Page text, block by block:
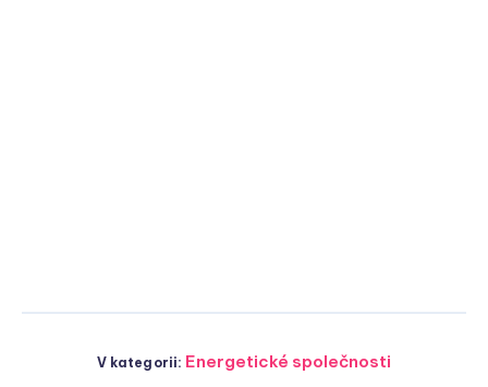
V kategorii: Energetické společnosti